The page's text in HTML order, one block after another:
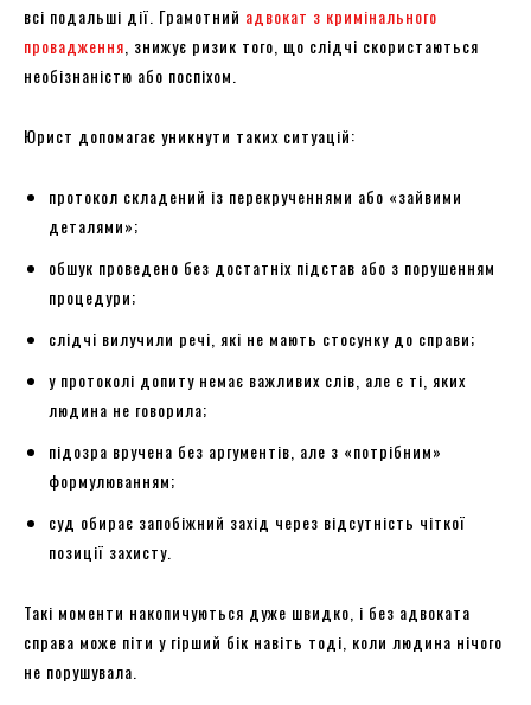
всі подальші дії. Грамотний адвокат з кримінального
провадження , знижує ризик того, що слідчі скористаються
необізнаністю або поспіхом.
Юрист допомагає уникнути таких ситуацій:
протокол складений із перекрученнями або «зайвими
деталями»;
обшук проведено без достатніх підстав або з порушенням
процедури;
слідчі вилучили речі, які не мають стосунку до справи;
у протоколі допиту немає важливих слів, але є ті, яких
людина не говорила;
підозра вручена без аргументів, але з «потрібним»
формулюванням;
суд обирає запобіжний захід через відсутність чіткої
позиції захисту.
Такі моменти накопичуються дуже швидко, і без адвоката
справа може піти у гірший бік навіть тоді, коли людина нічого
не порушувала.